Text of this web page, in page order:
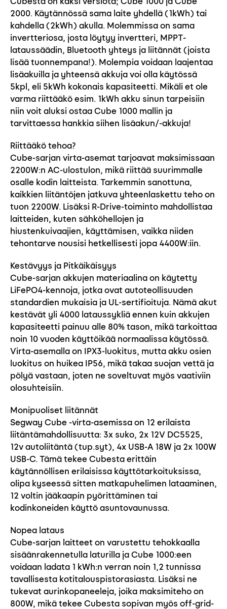
2000. Käytännössä sama laite yhdellä (1kWh) tai
kahdella (2kWh) akulla. Molemmissa on sama
invertteriosa, josta löytyy invertteri, MPPT-
lataussäädin, Bluetooth yhteys ja liitännät (joista
lisää tuonnempana!). Molempia voidaan laajentaa
lisäakuilla ja yhteensä akkuja voi olla käytössä
5kpl, eli 5kWh kokonais kapasiteetti. Mikäli et ole
varma riittääkö esim. 1kWh akku sinun tarpeisiin
niin voit aluksi ostaa Cube 1000 mallin ja
tarvittaessa hankkia siihen lisäakun/-akkuja!
Riittääkö tehoa?
Cube-sarjan virta-asemat tarjoavat maksimissaan
2200W:n AC-ulostulon, mikä riittää suurimmalle
osalle kodin laitteista. Tarkemmin sanottuna,
kaikkien liitäntöjen jatkuva yhteenlaskettu teho on
tuon 2200W. Lisäksi R-Drive-toiminto mahdollistaa
laitteiden, kuten sähköhellojen ja
hiustenkuivaajien, käyttämisen, vaikka niiden
tehontarve nousisi hetkellisesti jopa 4400W:iin​.
Kestävyys ja Pitkäikäisyys
Cube-sarjan akkujen materiaalina on käytetty
LiFePO4-kennoja, jotka ovat autoteollisuuden
standardien mukaisia ja UL-sertifioituja. Nämä akut
kestävät yli 4000 lataussykliä ennen kuin akkujen
kapasiteetti painuu alle 80% tason, mikä tarkoittaa
noin 10 vuoden käyttöikää normaalissa käytössä.
Virta-asemalla on IPX3-luokitus, mutta akku osien
luokitus on huikea IP56, mikä takaa suojan vettä ja
pölyä vastaan, joten ne soveltuvat myös vaativiin
olosuhteisiin​.
Monipuoliset liitännät
Segway Cube -virta-asemissa on 12 erilaista
liitäntämahdollisuutta: 3x suko, 2x 12V DC5525,
12v autoliitäntä (tup.syt), 4x USB-A 18W ja 2x 100W
USB-C. Tämä tekee Cubesta erittäin
käytännöllisen erilaisissa käyttötarkoituksissa,
olipa kyseessä sitten matkapuhelimen lataaminen,
12 voltin jääkaapin pyörittäminen tai
kodinkoneiden käyttö​ asuntovaunussa.
Nopea lataus
Cube-sarjan laitteet on varustettu tehokkaalla
sisäänrakennetulla laturilla ja Cube 1000:een
voidaan ladata 1 kWh:n verran noin 1,2 tunnissa
tavallisesta kotitalouspistorasiasta. Lisäksi ne
tukevat aurinkopaneeleja, joika maksimiteho on
800W, mikä tekee Cubesta sopivan myös off-grid-